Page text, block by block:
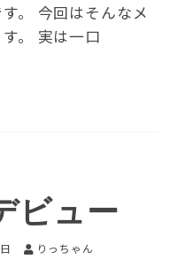
。 今回はそんなメ
。 実は一口
ビュー
りっちゃん